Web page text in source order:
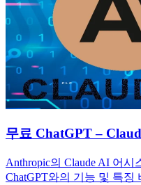
무료 ChatGPT –
Anthropic의 Claude AI 어
ChatGPT와의 기능 및 특